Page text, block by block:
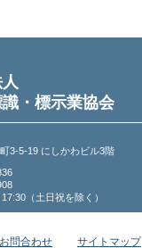
・標示業協会
3-5-19 にしかわビル3階
（土日祝を除く）
お問合わせ サイトマップ